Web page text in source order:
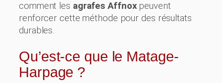
comment les agrafes Affnoxpeuvent
renforcer cette méthode pour des résultats
durables.
Qu’est-ce que le Matage-
Harpage ?